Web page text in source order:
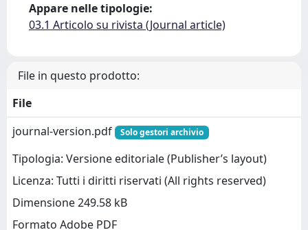
Appare nelle tipologie:
03.1 Articolo su rivista (Journal article)
File in questo prodotto:
File
journal-version.pdf
Solo gestori archivio
Tipologia: Versione editoriale (Publisher’s layout)
Licenza: Tutti i diritti riservati (All rights reserved)
Dimensione 249.58 kB
Formato Adobe PDF